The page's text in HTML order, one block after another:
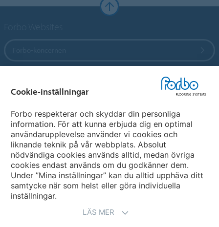
Välj land
Välj ditt land
Cookie-inställningar
Forbo respekterar och skyddar din personliga
information. För att kunna erbjuda dig en optimal
användarupplevelse använder vi cookies och
liknande teknik på vår webbplats. Absolut
nödvändiga cookies används alltid, medan övriga
cookies endast används om du godkänner dem.
Under ”Mina inställningar” kan du alltid upphäva ditt
samtycke när som helst eller göra individuella
inställningar.
LÄS MER